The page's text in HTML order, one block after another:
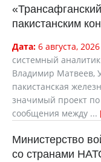
пакистанским
Дата: 6 августа, 2026
cистемный
Владимир Матвеев,
пакистанская
значимый проект
сообщения между ...
Министерство
со странами